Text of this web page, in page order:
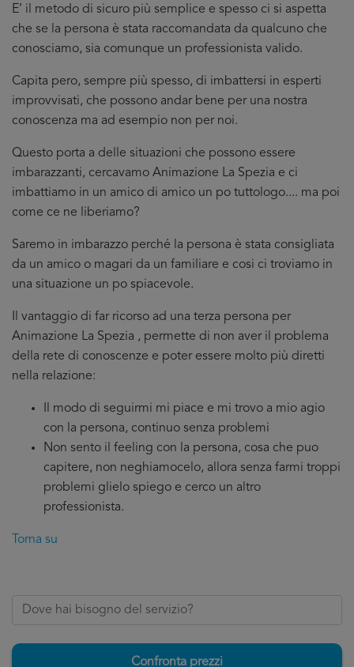
E’ il metodo di sicuro più semplice e spesso ci si aspetta
che se la persona è stata raccomandata da qualcuno che
conosciamo, sia comunque un professionista valido.
Capita pero, sempre più spesso, di imbattersi in esperti
improvvisati, che possono andar bene per una nostra
conoscenza ma ad esempio non per noi.
Questo porta a delle situazioni che possono essere
imbarazzanti, cercavamo Animazione La Spezia e ci
imbattiamo in un amico di amico un po tuttologo.... ma poi
come ce ne liberiamo?
Saremo in imbarazzo perché la persona è stata consigliata
da un amico o magari da un familiare e cosi ci troviamo in
una situazione un po spiacevole.
Il vantaggio di far ricorso ad una terza persona per
Animazione La Spezia , permette di non aver il problema
della rete di conoscenze e poter essere molto più diretti
nella relazione:
Il modo di seguirmi mi piace e mi trovo a mio agio
con la persona, continuo senza problemi
Non sento il feeling con la persona, cosa che puo
capitere, non neghiamocelo, allora senza farmi troppi
problemi glielo spiego e cerco un altro
professionista.
Torna su
Confronta prezzi